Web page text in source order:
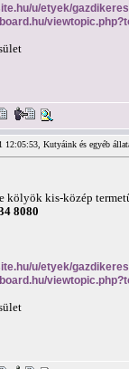
u/etyek/
12:05:53, Kutyáink és egyéb
kölyök kis-közép
8080
u/etyek/